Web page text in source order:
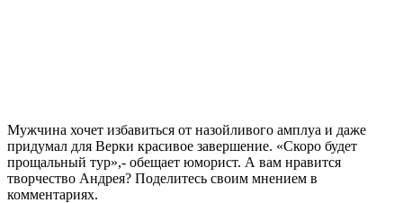
Мужчина хочет избавиться от назойливого амплуа и даже
придумал для Верки красивое завершение. «Скоро будет
прощальный тур»,- обещает юморист. А вам нравится
творчество Андрея? Поделитесь своим мнением в
комментариях.